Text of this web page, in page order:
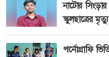
নাটোর
স্কুলছাত্রের মৃত্যু
পর্নোগ্রাফি